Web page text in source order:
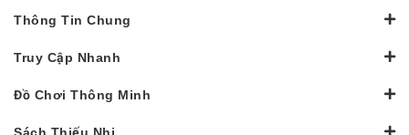
Thông Tin Chung
Truy Cập Nhanh
Đồ Chơi Thông Minh